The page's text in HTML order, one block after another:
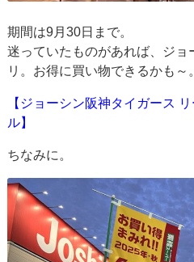
期間は9月30日まで。
迷っていたものがあれば、ジョ
リ。お得に買い物できるかも～。
【ジョーシン阪神タイガース
ル】
ちなみに。